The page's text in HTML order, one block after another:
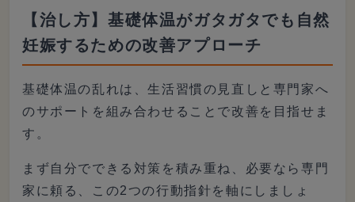
高...
【治し方】基礎体温がガタガタでも自然
妊娠するための改善アプローチ
基礎体温の乱れは、生活習慣の見直しと専門家へ
のサポートを組み合わせることで改善を目指せま
す。
まず自分でできる対策を積み重ね、必要なら専門
家に頼る、この2つの行動指針を軸にしましょ